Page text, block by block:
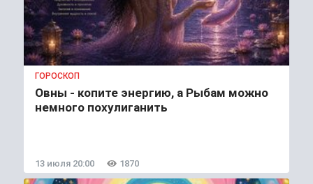
ГОРОСКОП
Овны - копите энергию, а Рыбам можно
немного похулиганить
13 июля 20:00 1870